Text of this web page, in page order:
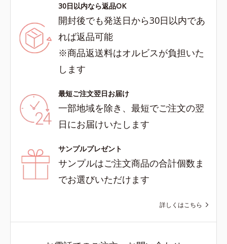
30日以内なら返品OK
開封後でも発送日から30日以内であ
れば返品可能
※商品返送料はオルビスが負担いた
します
最短ご注文翌日お届け
一部地域を除き、最短でご注文の翌
日にお届けいたします
サンプルプレゼント
サンプルはご注文商品の合計個数ま
でお選びいただけます
詳しくはこちら